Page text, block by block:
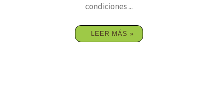
condiciones ...
LEER MÁS »